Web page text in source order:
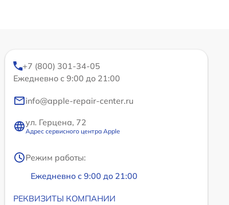
+7 (800) 301-34-05
Ежедневно с 9:00 до 21:00
info@apple-repair-center.ru
ул. Герцена, 72
Адрес сервисного центра Apple
Режим работы:
Ежедневно с 9:00 до 21:00
РЕКВИЗИТЫ КОМПАНИИ